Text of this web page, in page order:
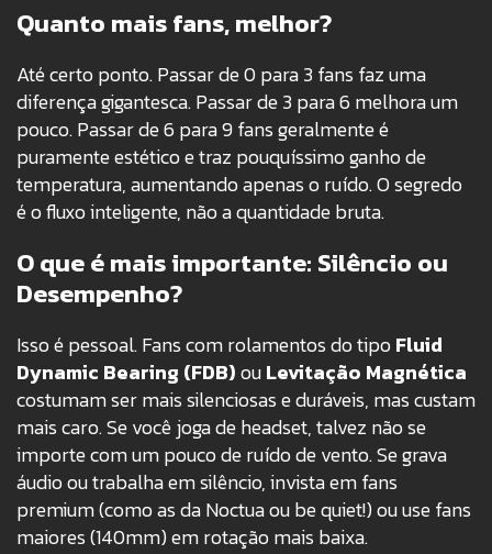
Quanto mais fans, melhor?
Até certo ponto. Passar de 0 para 3 fans faz uma
diferença gigantesca. Passar de 3 para 6 melhora um
pouco. Passar de 6 para 9 fans geralmente é
puramente estético e traz pouquíssimo ganho de
temperatura, aumentando apenas o ruído. O segredo
é o fluxo inteligente, não a quantidade bruta.
O que é mais importante: Silêncio ou
Desempenho?
Isso é pessoal. Fans com rolamentos do tipoFluid
Dynamic Bearing (FDB)ouLevitação Magnética
costumam ser mais silenciosas e duráveis, mas custam
mais caro. Se você joga de headset, talvez não se
importe com um pouco de ruído de vento. Se grava
áudio ou trabalha em silêncio, invista em fans
premium (como as da Noctua ou be quiet!) ou use fans
maiores (140mm) em rotação mais baixa.